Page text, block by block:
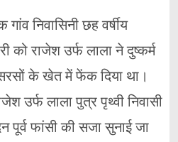
निवासिनी छह वर्षीय
को राजेश उर्फ लाला ने दुष्कर्म
के खेत में फेंक दिया था।
उर्फ लाला पुत्र पृथ्वी निवासी
फांसी की सजा सुनाई जा